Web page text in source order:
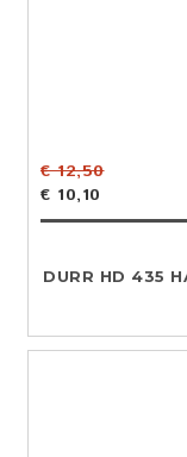
€ 12,50
€ 10,10
DURR HD 435